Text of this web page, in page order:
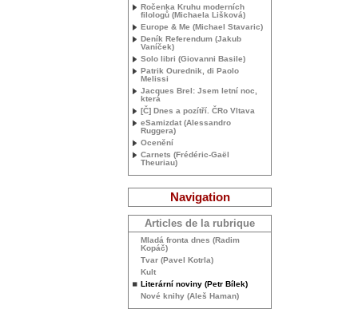
Ročenka Kruhu moderních
filologů (Michaela Lišková)
Europe & Me (Michael Stavaric)
Deník Referendum (Jakub
Vaníček)
Solo libri (Giovanni Basile)
Patrik Ourednik, di Paolo
Melissi
Jacques Brel: Jsem letní noc,
která
[Č] Dnes a pozítří. ČRo Vltava
eSamizdat (Alessandro
Ruggera)
Ocenění
Carnets (Frédéric-Gaël
Theuriau)
Navigation
Articles de la rubrique
Mladá fronta dnes (Radim
Kopáč)
Tvar (Pavel Kotrla)
Kult
Literární noviny (Petr Bílek)
Nové knihy (Aleš Haman)